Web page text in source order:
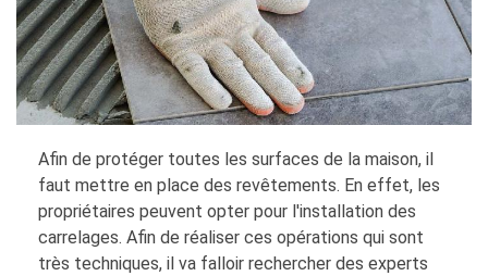
Afin de protéger toutes les surfaces de la maison, il
faut mettre en place des revêtements. En effet, les
propriétaires peuvent opter pour l'installation des
carrelages. Afin de réaliser ces opérations qui sont
très techniques, il va falloir rechercher des experts